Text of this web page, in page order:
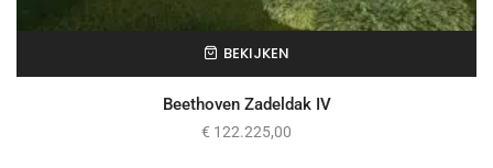
BEKIJKEN
Beethoven Zadeldak IV
€ 122.225,00